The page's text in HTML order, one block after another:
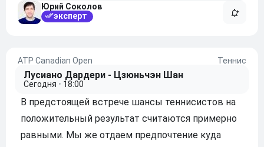
Юрий Соколов
эксперт
ATP Canadian Open Теннис
Лусиано Дардери - Цзюньчэн Шан
Сегодня • 18:00
В предстоящей встрече шансы теннисистов на
положительный результат считаются примерно
равными. Мы же отдаем предпочтение куда